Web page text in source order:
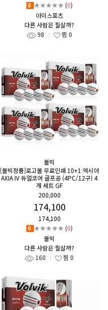
0 ★★★★★ (0)
아미스포츠
다른 사람은 뭘살까?
98
찜 0
볼빅
[볼빅정품]로고볼 무료인쇄 10+1 엑시아
AXIA IV 듀얼코어 골프공 (4PC/12구) 4
개 세트 GF
200,000
174,100
174,100
0 ★★★★★ (0)
볼빅
다른 사람은 뭘살까?
160
찜 0